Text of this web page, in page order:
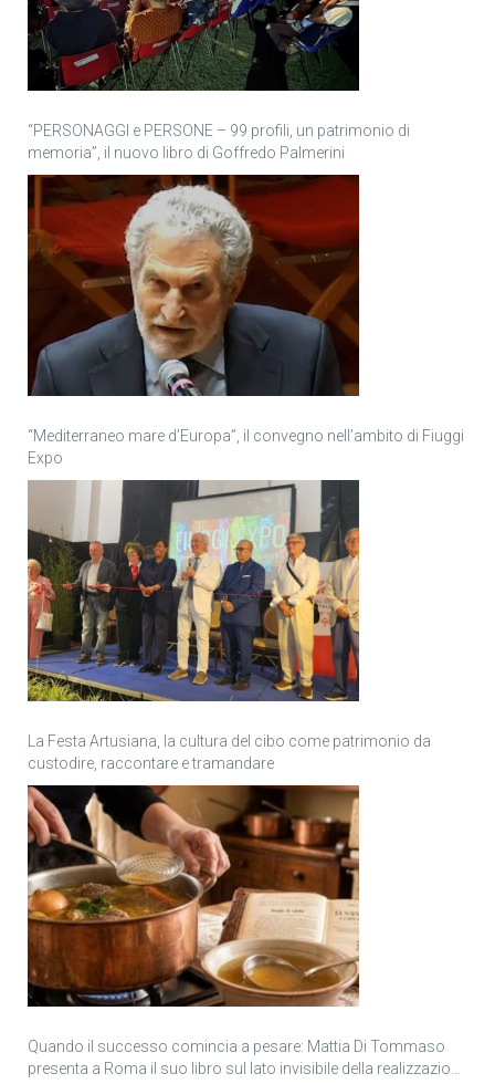
“PERSONAGGI e PERSONE – 99 profili, un patrimonio di
memoria”, il nuovo libro di Goffredo Palmerini
“Mediterraneo mare d’Europa”, il convegno nell’ambito di Fiuggi
Expo
La Festa Artusiana, la cultura del cibo come patrimonio da
custodire, raccontare e tramandare
Quando il successo comincia a pesare: Mattia Di Tommaso
presenta a Roma il suo libro sul lato invisibile della realizzazione